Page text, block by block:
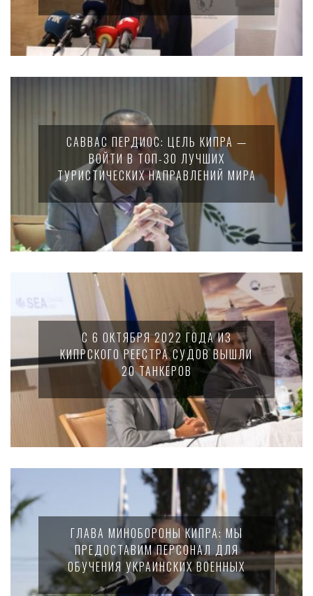
САВВАС ПЕРДИОС: ЦЕЛЬ КИПРА —
ВОЙТИ В ТОП-30 ЛУЧШИХ
ТУРИСТИЧЕСКИХ НАПРАВЛЕНИЙ МИРА
С 6 ОКТЯБРЯ 2022 ГОДА ИЗ
КИПРСКОГО РЕЕСТРА СУДОВ ВЫШЛИ
20 ТАНКЕРОВ
ГЛАВА МИНОБОРОНЫ КИПРА: МЫ
ПРЕДОСТАВИМ ПЕРСОНАЛ ДЛЯ
ОБУЧЕНИЯ УКРАИНСКИХ ВОЕННЫХ